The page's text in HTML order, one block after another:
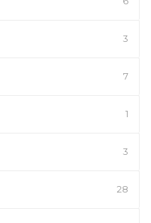
3
7
1
3
28